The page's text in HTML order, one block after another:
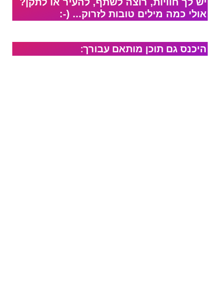
אולי כמה מילים טובות לזרוק... (-:
היכנס גם תוכן מותאם עבורך: